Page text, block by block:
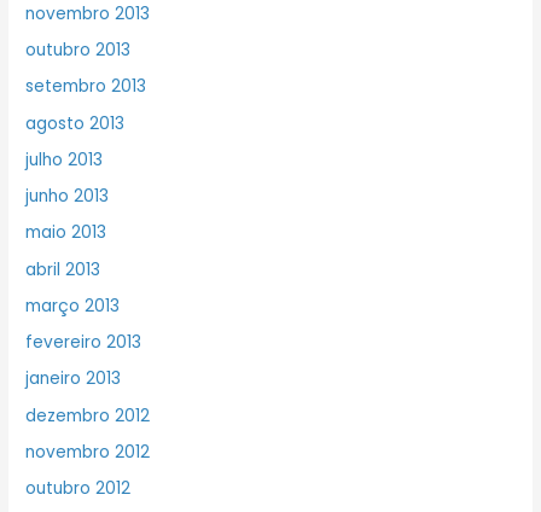
novembro 2013
outubro 2013
setembro 2013
agosto 2013
julho 2013
junho 2013
maio 2013
abril 2013
março 2013
fevereiro 2013
janeiro 2013
dezembro 2012
novembro 2012
outubro 2012